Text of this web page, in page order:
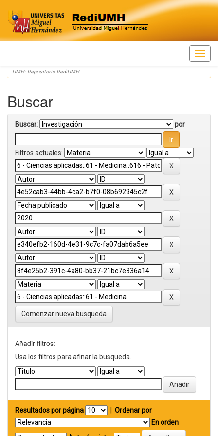
Skip
navigation
UMH: Repositorio RediUMH
Buscar
Buscar: por
Filtros actuales:
Comenzar nueva busqueda
Añadir filtros:
Usa los filtros para afinar la busqueda.
Resultados por página
Ordenar por
En orden